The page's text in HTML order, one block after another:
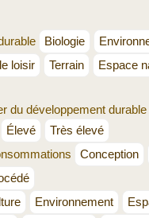
Biologie
loisir Terrain
Espace
du développement
Élevé
Très élevé
Conception
Environnement